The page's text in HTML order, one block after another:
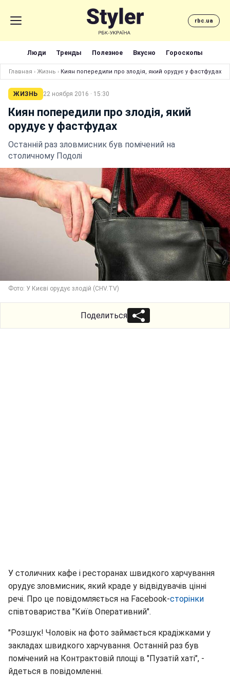
rbc.ua
Люди Тренды Полезное Вкусно Гороскопы
Главная › Жизнь › Киян попередили про злодія, який орудує у фастфудах
ЖИЗНЬ 22 ноября 2016 · 15:30
Киян попередили про злодія, який
орудує у фастфудах
Останній раз зловмисник був помічений на
столичному Подолі
Фото: У Києві орудує злодій (CHV.TV)
Поделиться
У столичних кафе і ресторанах швидкого харчування
орудує зловмисник, який краде у відвідувачів цінні
речі. Про це повідомляється на Facebook-сторінки
співтовариства "Київ Оперативний".
"Розшук! Чоловік на фото займається крадіжками у
закладах швидкого харчування. Останній раз був
помічений на Контрактовій площі в "Пузатій хаті", -
йдеться в повідомленні.